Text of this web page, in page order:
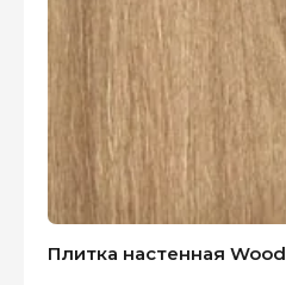
Плитка настенная Wood